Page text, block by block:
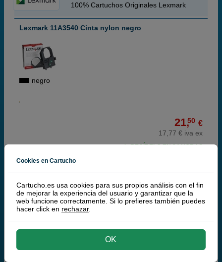
100% Cartuchos Originales Lexmark
Lexmark 11A3540 Cinta nylon negro
negro
21,50 €
17,77 € iva ex
RECÍBELO EN 24 HORAS
Lexmark 11A3550 cinta nylon entintada negra
Cookies en Cartucho
Cartucho.es usa cookies para sus propios análisis con el fin
de mejorar la experiencia del usuario y garantizar que la
web funcione correctamente. Si lo prefieres también puedes
hacer click en rechazar.
OK